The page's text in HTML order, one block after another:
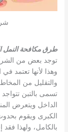
طرق مكافحة النمل
توجد بعض من
وهذا لأنها تعتمد
والتقليل من
تسمى بالتبن
الداخل ويتعرض
الكبرى ويقوم
بالكامل، ولهذا